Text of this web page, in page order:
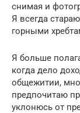
снимая и
Я всегда
горными
Я больше
когда дело
общежитии,
предпочитаю
уклонюсь от